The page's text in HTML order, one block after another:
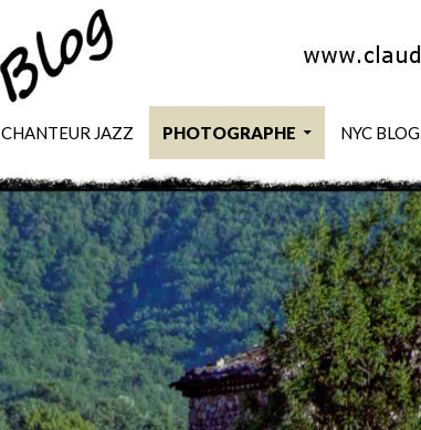
CHANTEUR JAZZ PHOTOGRAPHE NYC BLOG